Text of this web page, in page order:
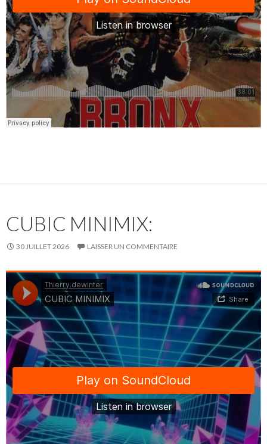
CUBIC MINIMIX:
30 JUILLET 2026 LAISSER UN COMMENTAIRE